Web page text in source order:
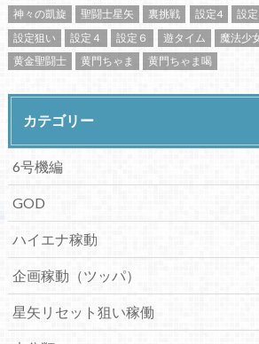
神々の凱旋
聖闘士星矢 裏挑戦 設定4 設
設定狙い
設定４ 設定６ 遊タイム
魔法少
黄金聖闘士
黄門ちゃま 黄門ちゃま喝
カテゴリー
6号機編
GOD
ハイエナ稼動
企画稼動（ツッパ）
星矢リセット狙い稼働